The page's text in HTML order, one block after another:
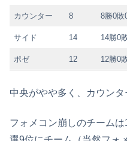
カウンター 8 8勝0敗
サイド 14 14勝0
ポゼ 12 12勝0
中央がやや多く、カウンタ
フォメコン崩しのチーム